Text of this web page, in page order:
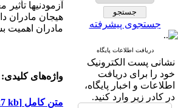
جستجوی پیشرفته
دریافت اطلاعات پایگاه
نشانی پست الکترونیک
خود را برای دریافت
اطلاعات و اخبار پایگاه،
در کادر زیر وارد کنید.
هیجان مادران
مادران اهمیت
واژه‌های کلیدی:
متن کامل [PDF 427 kb]